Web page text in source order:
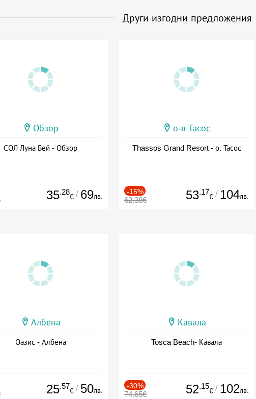
Други изгодни предложения
Обзор
СОЛ Луна Бей - Обзор
35.28
€ / 69лв.
о-в Тасос
Thassos Grand Resort - о. Тасос
-15%
62.38€ 53.17
€ / 104лв.
Албена
Оазис - Албена
25.57
€ / 50лв.
Кавала
Tosca Beach- Кавала
-30%
74.65€ 52.15
€ / 102лв.